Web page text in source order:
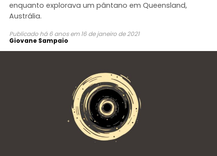
enquanto explorava um pântano em Queensland,
Austrália.
Publicado há 6 anos em 16 de janeiro de 2021
Giovane Sampaio